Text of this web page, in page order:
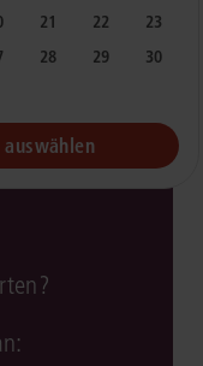
21 22
23
28 29
30